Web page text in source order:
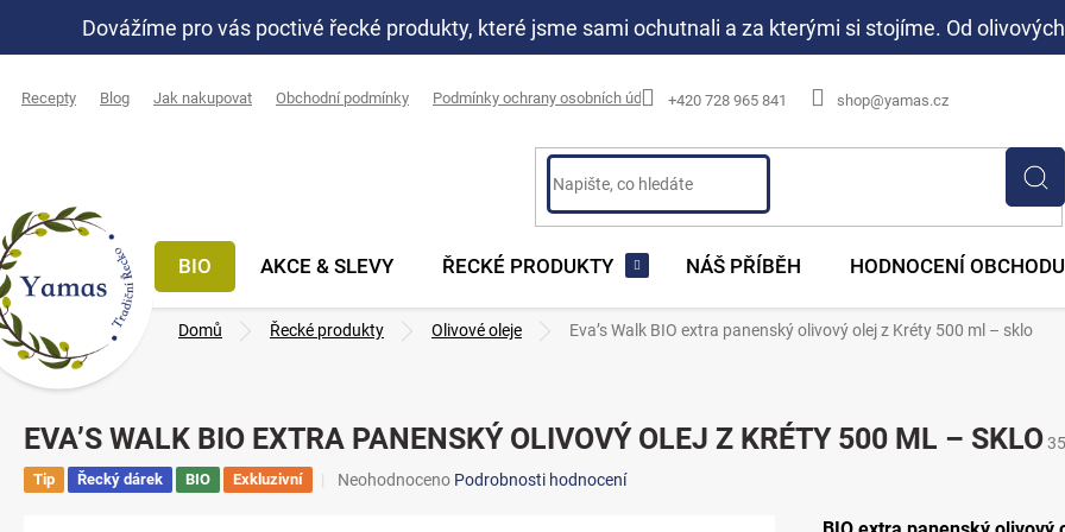
obsah
Dovážíme pro vás poctivé řecké produkty, které jsme sami ochutnali a za kterými si stojíme. Od
+420 728 965 841 shop@yamas.cz
Recepty Blog Jak nakupovat Obchodní podmínky Podmínky ochrany osobních údajů
BIO AKCE & SLEVY ŘECKÉ PRODUKTY NÁŠ PŘÍBĚH HODNOCENÍ OBCHODU
Domů Řecké produkty Olivové oleje Eva’s Walk BIO extra panenský olivový olej z Kréty 500 ml – sklo
EVA’S WALK BIO EXTRA PANENSKÝ OLIVOVÝ OLEJ Z KRÉTY 500 ML – SKLO
Tip Řecký dárek BIO Exkluzivní
Průměrné
Neohodnoceno Podrobnosti hodnocení